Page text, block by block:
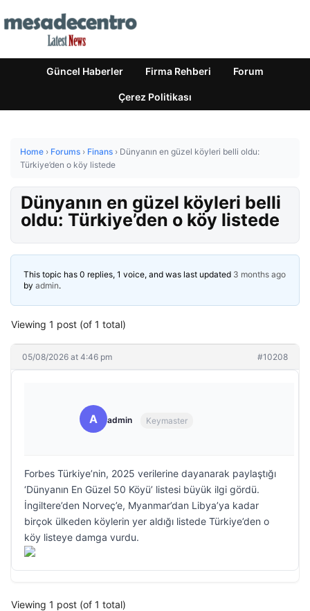
Güncel Haberler Firma Rehberi Forum
Çerez Politikası
Home › Forums › Finans › Dünyanın en güzel köyleri belli oldu:
Türkiye’den o köy listede
Dünyanın en güzel köyleri belli
oldu: Türkiye’den o köy listede
This topic has 0 replies, 1 voice, and was last updated 3 months ago
by admin.
Viewing 1 post (of 1 total)
05/08/2026 at 4:46 pm #10208
A admin Keymaster
Forbes Türkiye’nin, 2025 verilerine dayanarak paylaştığı
‘Dünyanın En Güzel 50 Köyü’ listesi büyük ilgi gördü.
İngiltere’den Norveç’e, Myanmar’dan Libya’ya kadar
birçok ülkeden köylerin yer aldığı listede Türkiye’den o
köy listeye damga vurdu.
Viewing 1 post (of 1 total)